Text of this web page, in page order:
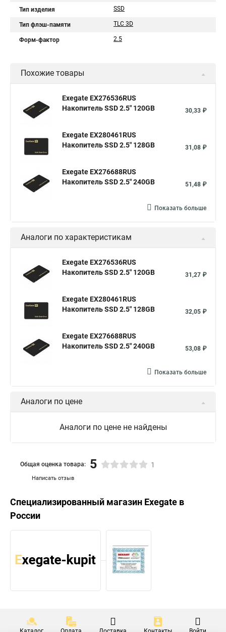
Тип изделия SSD
Тип флэш-памяти TLC 3D
Форм-фактор 2.5
Похожие товары
Exegate EX276536RUS
Накопитель SSD 2.5" 120GB
30,33 ₽
Exegate EX280461RUS
Накопитель SSD 2.5" 128GB
31,08 ₽
Exegate EX276688RUS
Накопитель SSD 2.5" 240GB
51,48 ₽
Показать больше
Аналоги по характеристикам
Exegate EX276536RUS
Накопитель SSD 2.5" 120GB
31,27 ₽
Exegate EX280461RUS
Накопитель SSD 2.5" 128GB
32,05 ₽
Exegate EX276688RUS
Накопитель SSD 2.5" 240GB
53,08 ₽
Показать больше
Аналоги по цене
Аналоги по цене не найдены
Написать отзыв
Общая оценка товара: 5 1
Специализированный магазин Exegate в
России